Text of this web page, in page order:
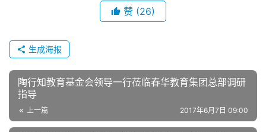
赞 (26)
生成海报
陶行知教育基金会领导一行莅临春华教育集团总部调研
指导
上一篇 2017年6月7日 09:00